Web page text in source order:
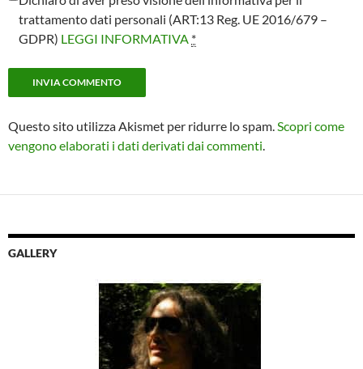
trattamento dati personali (ART:13 Reg. UE 2016/679 –
GDPR) LEGGI INFORMATIVA *
Questo sito utilizza Akismet per ridurre lo spam. Scopri come
vengono elaborati i dati derivati dai commenti
GALLERY